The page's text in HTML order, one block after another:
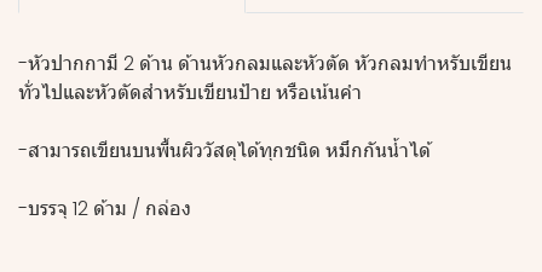
-หัวปากกามี 2 ด้าน ด้านหัวกลมและหัวตัด หัวกลมทำหรับเขียน
ทั่วไปและหัวตัดสำหรับเขียนป้าย หรือเน้นคำ
-สามารถเขียนบนพื้นผิววัสดุได้ทุกชนิด หมึกกันน้ำได้
-บรรจุ 12 ด้าม / กล่อง